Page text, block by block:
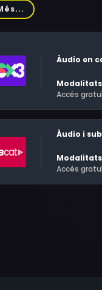
i haurà de
de les seves
Àudio en
Accés
Àudio i
Accés